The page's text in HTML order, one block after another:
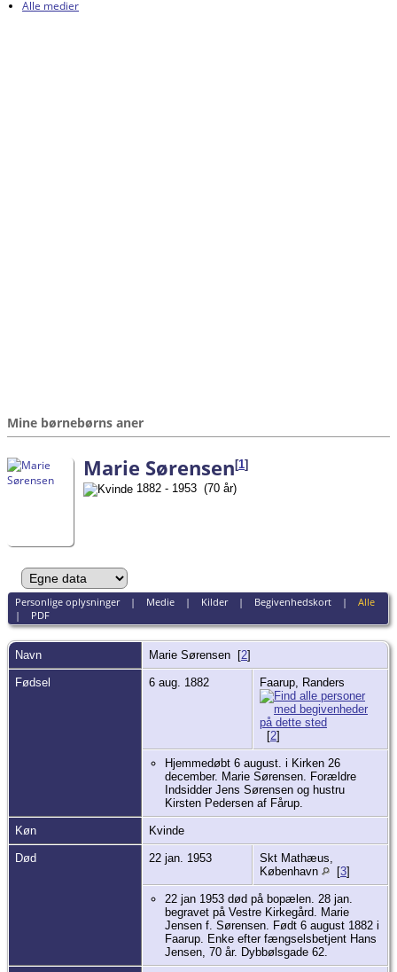
Alle medier
Mine børnebørns aner
Marie Sørensen [1]
1882 - 1953 (70 år)
Personlige oplysninger| Medie| Kilder| Begivenhedskort| Alle
| PDF
Navn Marie Sørensen [2]
Fødsel 6 aug. 1882 Faarup, Randers
[2]
Hjemmedøbt 6 august. i Kirken 26
december. Marie Sørensen. Forældre
Indsidder Jens Sørensen og hustru
Kirsten Pedersen af Fårup.
Køn Kvinde
Død 22 jan. 1953
Skt Mathæus,
København
[3]
22 jan 1953 død på bopælen. 28 jan.
begravet på Vestre Kirkegård. Marie
Jensen f. Sørensen. Født 6 august 1882 i
Faarup. Enke efter fængselsbetjent Hans
Jensen, 70 år. Dybbølsgade 62.